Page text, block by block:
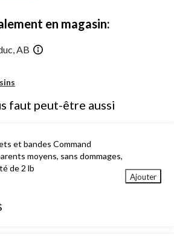
en magasin:
AB
faut peut-être aussi
et bandes Command
moyens, sans dommages,
de 2 lb
Ajouter